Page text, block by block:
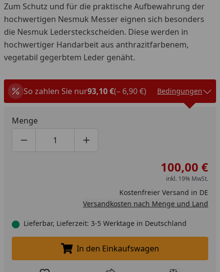
Zum Schutz und für die praktische Aufbewahrung der
hochwertigen Nesmuk Messer eignen sich besonders
die Nesmuk Ledersteckscheiden. Diese werden in
hochwertiger Handarbeit aus anthrazitfarbenem,
vegetabil gegerbtem Leder genäht.
So zahlen Sie nur93,10 €(– 6,90 €) Bedingungen
Menge
Produktmenge um eins verringern
Produktmenge manuell eingeben
Produktmenge um eins erhöhen
100,00 €
inkl. 19% MwSt.
Kostenfreier Versand in DE
Versandkosten nach Menge und Land
Lieferbar, Lieferzeit: 3-5 Werktage in Deutschland
In den Einkaufswagen legen
In den Einkaufswagen